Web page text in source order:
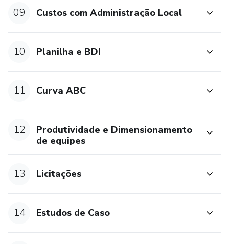
09 Custos com Administração Local
10 Planilha e BDI
11 Curva ABC
12
Produtividade e Dimensionamento
de equipes
13 Licitações
14 Estudos de Caso